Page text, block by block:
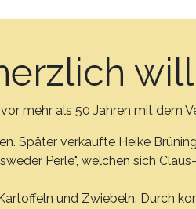
mehr als 50 Jahren mit dem
Später verkaufte Heike
Perle", welchen sich
und Zwiebeln. Durch